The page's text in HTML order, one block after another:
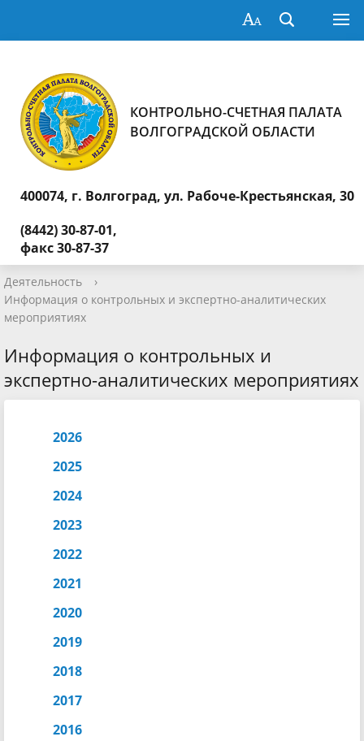
КОНТРОЛЬНО-СЧЕТНАЯ ПАЛАТА
ВОЛГОГРАДСКОЙ ОБЛАСТИ
400074, г. Волгоград, ул. Рабоче-Крестьянская, 30
(8442) 30-87-01,
факс 30-87-37
Деятельность
›
Информация о контрольных и экспертно-аналитических
мероприятиях
Информация о контрольных и
экспертно-аналитических мероприятиях
2026
2025
2024
2023
2022
2021
2020
2019
2018
2017
2016